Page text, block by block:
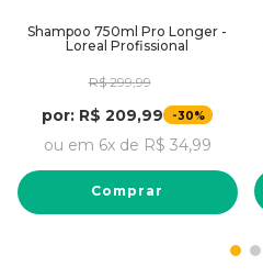
Shampoo 750ml Pro Longer -
Loreal Profissional
R$ 299,99
por: R$ 209,99 -30%
ou em 6x de R$ 34,99
Comprar